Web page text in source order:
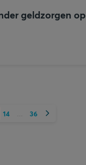
geldzorgen op
14 36 Volgende